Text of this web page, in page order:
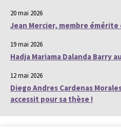
20 mai 2026
Jean Mercier, membre émérite
19 mai 2026
Hadja Mariama Dalanda Barry
12 mai 2026
Diego Andres Cardenas
accessit pour sa thèse !